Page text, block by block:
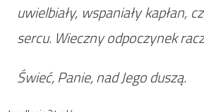
uwielbiały, wspaniały kapłan,
sercu. Wieczny odpoczynek
Świeć, Panie, nad Jego duszą.